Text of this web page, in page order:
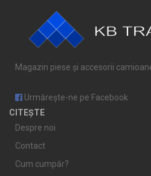
Magazin piese și accesorii
Urmărește-ne pe Facebook
CITEȘTE
Despre noi
Contact
Cum cumpăr?